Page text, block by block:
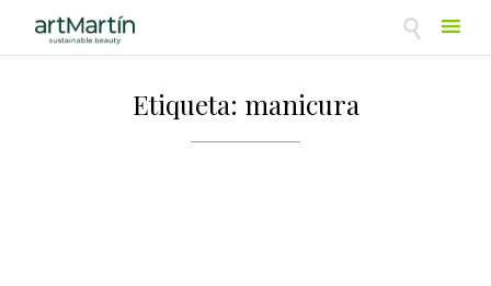

Etiqueta: manicura